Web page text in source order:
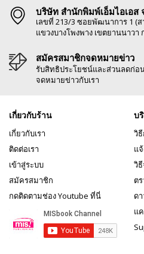
บริษัท สำนักพิมพ์เอ็มไอเอส
เลขที่ 213/3 ซอยพัฒนาการ 1 (ส
แขวงบางโพงพาง เขตยานนาวา
สมัครสมาชิกจดหมายข่าว
รับสิทธิประโยชน์และส่วนลดก่อ
จดหมายข่าวกับเรา
เกี่ยวกับร้าน
เกี่ยวกับเรา
ติดต่อเรา
เข้าสู่ระบบ
สมัครสมาชิก
กดติดตามช่อง Youtube ที่นี่
บ
วิ
แ
วิ
ต
ด
แ